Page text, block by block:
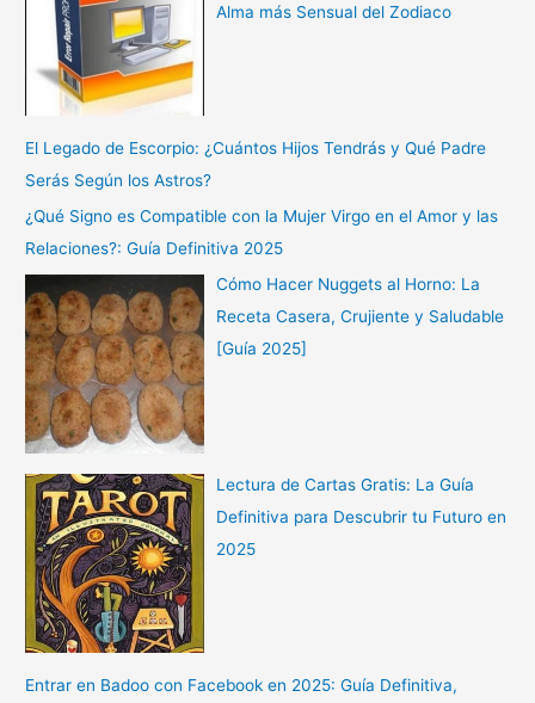
Alma más Sensual del Zodiaco
El Legado de Escorpio: ¿Cuántos Hijos Tendrás y Qué Padre
Serás Según los Astros?
¿Qué Signo es Compatible con la Mujer Virgo en el Amor y las
Relaciones?: Guía Definitiva 2025
Cómo Hacer Nuggets al Horno: La
Receta Casera, Crujiente y Saludable
[Guía 2025]
Lectura de Cartas Gratis: La Guía
Definitiva para Descubrir tu Futuro en
2025
Entrar en Badoo con Facebook en 2025: Guía Definitiva,